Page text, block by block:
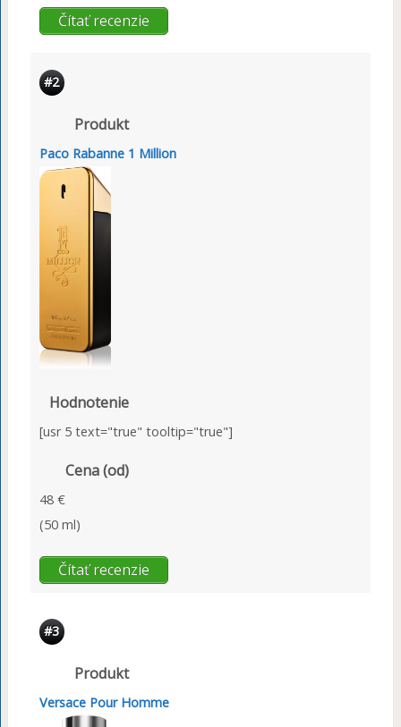
Čítať recenzie
#2
Produkt
Paco Rabanne 1 Million
Hodnotenie
[usr 5 text="true" tooltip="true"]
Cena (od)
48 €
(50 ml)
Čítať recenzie
#3
Produkt
Versace Pour Homme